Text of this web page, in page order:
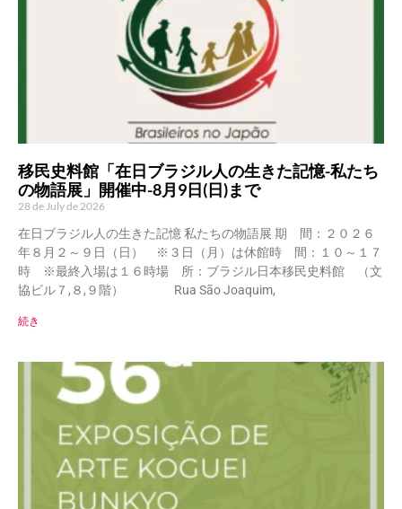
移民史料館「在日ブラジル人の生きた記憶-私たち
の物語展」開催中-8月9日(日)まで
28 de July de 2026
在日ブラジル人の生きた記憶 私たちの物語展 期 間：２０２６
年８月２～９日（日） ※３日（月）は休館時 間：１０～１７
時 ※最終入場は１６時場 所：ブラジル日本移民史料館 （文
協ビル７,８,９階） Rua São Joaquim,
続き